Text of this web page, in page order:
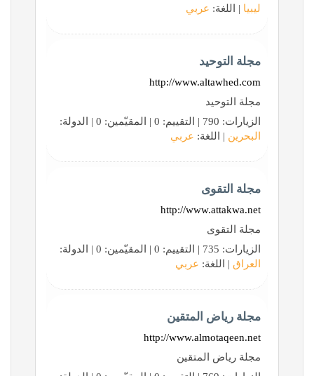
ليبيا | اللغة: عربي
مجلة التوحيد
http://www.altawhed.com
مجلة التوحيد
الزيارات: 790 | التقييم: 0 | المقيّمين: 0 | الدولة:
البحرين | اللغة: عربي
مجلة التقوى
http://www.attakwa.net
مجلة التقوى
الزيارات: 735 | التقييم: 0 | المقيّمين: 0 | الدولة:
العراق | اللغة: عربي
مجلة رياض المتقين
http://www.almotaqeen.net
مجلة رياض المتقين